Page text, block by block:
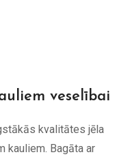
veselībai
kvalitātes jēla
kauliem. Bagāta ar